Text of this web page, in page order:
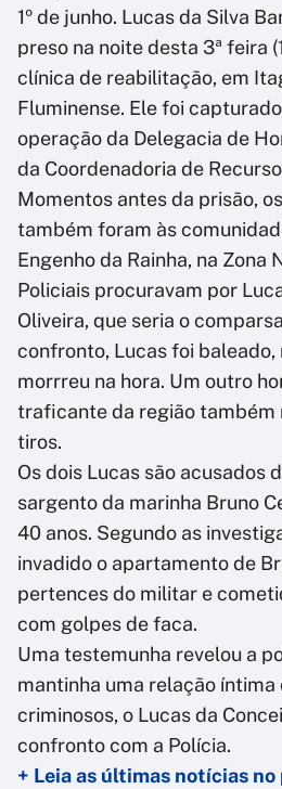
1º de junho. Lucas da Silva
preso na noite desta 3ª feira
clínica de reabilitação, em
Fluminense. Ele foi
operação da Delegacia de
da Coordenadoria de
Momentos antes da prisão,
também foram às
Engenho da Rainha, na Zona
Policiais procuravam por
Oliveira, que seria o
confronto, Lucas foi baleado,
morrreu na hora. Um outro
traficante da região também
tiros.
Os dois Lucas são acusados
sargento da marinha Bruno
40 anos. Segundo as
invadido o apartamento de
pertences do militar e
com golpes de faca.
Uma testemunha revelou a
mantinha uma relação íntima
criminosos, o Lucas da
confronto com a Polícia.
+ Leia as últimas notícias